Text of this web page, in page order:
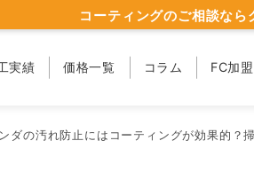
実績 価格一覧 コラム FC加
コーティングのご相談な
ダの汚れ防止にはコーティングが効果的？